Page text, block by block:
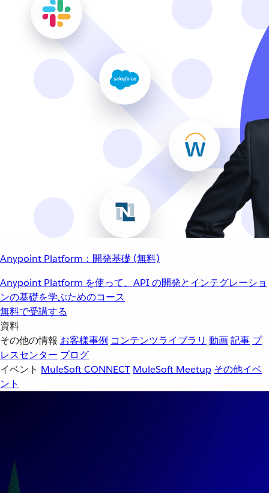
Anypoint Platform：開発基礎 (無料)
Anypoint Platform を使って、API の開発とインテグレーショ
ンの基礎を学ぶためのコース
無料で受講する
資料
その他の情報 お客様事例 コンテンツライブラリ 動画記事 プ
レスセンター ブログ
イベント MuleSoft CONNECT MuleSoft Meetup その他イベ
ント